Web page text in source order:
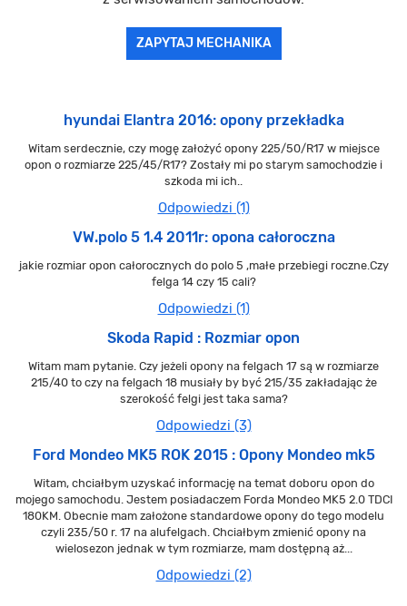
ZAPYTAJ MECHANIKA
hyundai Elantra 2016: opony przekładka
Witam serdecznie, czy mogę założyć opony 225/50/R17 w miejsce
opon o rozmiarze 225/45/R17? Zostały mi po starym samochodzie i
szkoda mi ich..
Odpowiedzi (1)
VW.polo 5 1.4 2011r: opona całoroczna
jakie rozmiar opon całorocznych do polo 5 ,małe przebiegi roczne.Czy
felga 14 czy 15 cali?
Odpowiedzi (1)
Skoda Rapid : Rozmiar opon
Witam mam pytanie. Czy jeżeli opony na felgach 17 są w rozmiarze
215/40 to czy na felgach 18 musiały by być 215/35 zakładając że
szerokość felgi jest taka sama?
Odpowiedzi (3)
Ford Mondeo MK5 ROK 2015 : Opony Mondeo mk5
Witam, chciałbym uzyskać informację na temat doboru opon do
mojego samochodu. Jestem posiadaczem Forda Mondeo MK5 2.0 TDCI
180KM. Obecnie mam założone standardowe opony do tego modelu
czyli 235/50 r. 17 na alufelgach. Chciałbym zmienić opony na
wielosezon jednak w tym rozmiarze, mam dostępną aż...
Odpowiedzi (2)